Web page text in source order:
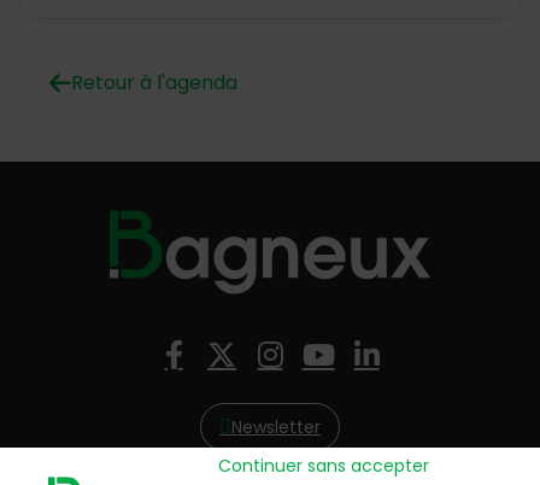
Continuer sans accepter
Retour à l'agenda
Facebook
X (Twitter)
Instagram
YouTube
LinkedIn
Newsletter